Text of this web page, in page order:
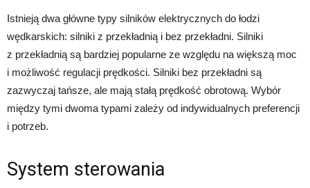
Istnieją dwa główne typy silników elektrycznych do łodzi
wędkarskich: silniki z przekładnią i bez przekładni. Silniki
z przekładnią są bardziej popularne ze względu na większą moc
i możliwość regulacji prędkości. Silniki bez przekładni są
zazwyczaj tańsze, ale mają stałą prędkość obrotową. Wybór
między tymi dwoma typami zależy od indywidualnych preferencji
i potrzeb.
System sterowania